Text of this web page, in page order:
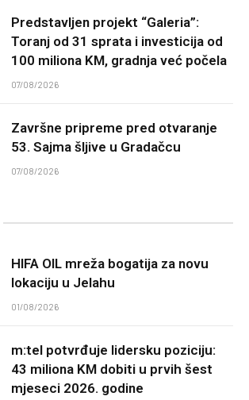
Predstavljen projekt “Galeria”:
Toranj od 31 sprata i investicija od
100 miliona KM, gradnja već počela
07/08/2026
Završne pripreme pred otvaranje
53. Sajma šljive u Gradačcu
07/08/2026
HIFA OIL mreža bogatija za novu
lokaciju u Jelahu
01/08/2026
m:tel potvrđuje lidersku poziciju:
43 miliona KM dobiti u prvih šest
mjeseci 2026. godine